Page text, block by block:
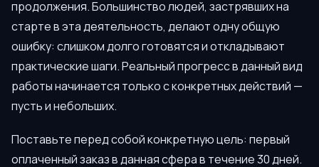
продолжения. Большинство людей, застрявших на
старте в эта деятельность, делают одну общую
ошибку: слишком долго готовятся и откладывают
практические шаги. Реальный прогресс в данный вид
работы начинается только с конкретных действий —
пусть и небольших.
Поставьте перед собой конкретную цель: первый
оплаченный заказ в данная сфера в течение 30 дней.